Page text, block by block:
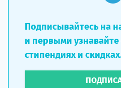
Подписывайтесь на
и первыми узнавайте
стипендиях и